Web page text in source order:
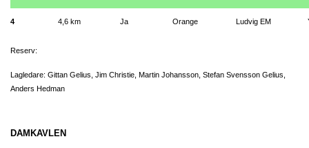
4 4,6 km Ja Orange Ludvig EM
Reserv:
Lagledare: Gittan Gelius, Jim Christie, Martin Johansson, Stefan Svensson Gelius,
Anders Hedman
DAMKAVLEN